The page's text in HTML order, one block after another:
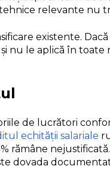
relevante nu
existente.
nu le aplică în
de lucrători
echității salariale
rămâne nejustificată.
dovada